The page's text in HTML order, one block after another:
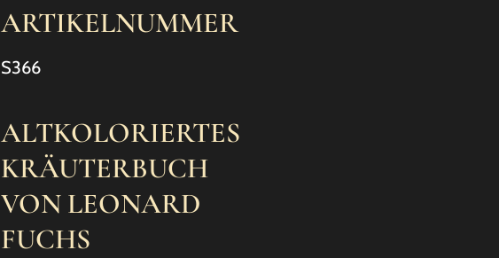
ARTIKELNUMMER
S366
ALTKOLORIERTES
KRÄUTERBUCH
VON LEONARD
FUCHS